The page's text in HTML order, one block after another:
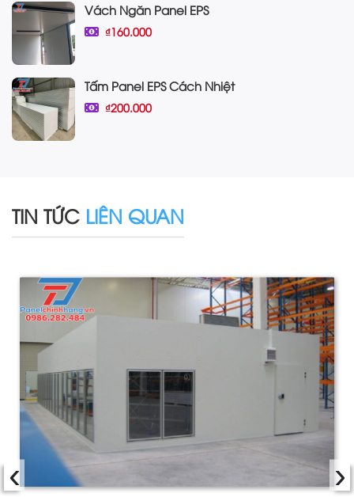
Vách Ngăn Panel EPS
₫160.000
Tấm Panel EPS Cách Nhiệt
₫200.000
TIN TỨC LIÊN QUAN
‹ ›